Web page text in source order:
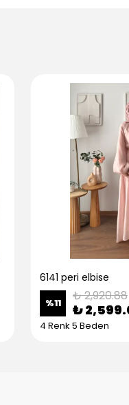
6141 peri elbise
%11 ₺ 2,920.88
₺
4 Renk 5 Beden